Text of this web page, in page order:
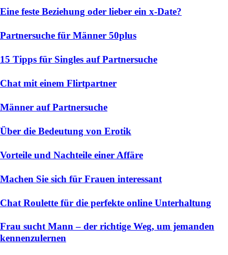
Eine feste Beziehung oder lieber ein x-Date?
Partnersuche für Männer 50plus
15 Tipps für Singles auf Partnersuche
Chat mit einem Flirtpartner
Männer auf Partnersuche
Über die Bedeutung von Erotik
Vorteile und Nachteile einer Affäre
Machen Sie sich für Frauen interessant
Chat Roulette für die perfekte online Unterhaltung
Frau sucht Mann – der richtige Weg, um jemanden
kennenzulernen